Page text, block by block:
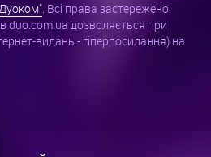
. Всі права застережено.
duo.com.ua дозволяється при
видань - гіперпосилання) на